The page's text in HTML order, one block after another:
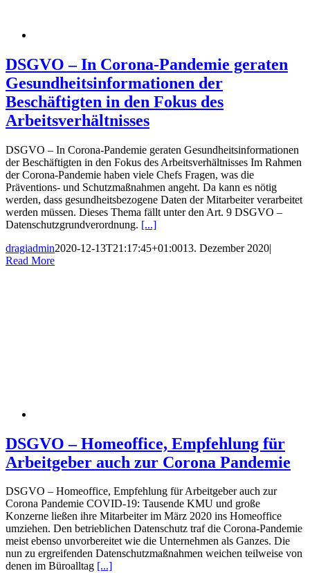
DSGVO – In Corona-Pandemie geraten
Gesundheitsinformationen der
Beschäftigten in den Fokus des
Arbeitsverhältnisses
DSGVO – In Corona-Pandemie geraten Gesundheitsinformationen
der Beschäftigten in den Fokus des Arbeitsverhältnisses Im Rahmen
der Corona-Pandemie haben viele Chefs Fragen, was die
Präventions- und Schutzmaßnahmen angeht. Da kann es nötig
werden, dass gesundheitsbezogene Daten der Mitarbeiter verarbeitet
werden müssen. Dieses Thema fällt unter den Art. 9 DSGVO –
Datenschutzgrundverordnung. [...]
dragiadmin2020-12-13T21:17:45+01:0013. Dezember 2020|
Read More
DSGVO – Homeoffice, Empfehlung für
Arbeitgeber auch zur Corona Pandemie
DSGVO – Homeoffice, Empfehlung für Arbeitgeber auch zur
Corona Pandemie COVID-19: Tausende KMU und große
Konzerne ließen ihre Mitarbeiter im März 2020 ins Homeoffice
umziehen. Den betrieblichen Datenschutz traf die Corona-Pandemie
meist ebenso unvorbereitet wie die Unternehmen als Ganzes. Die
nun zu ergreifenden Datenschutzmaßnahmen weichen teilweise von
denen im Büroalltag [...]